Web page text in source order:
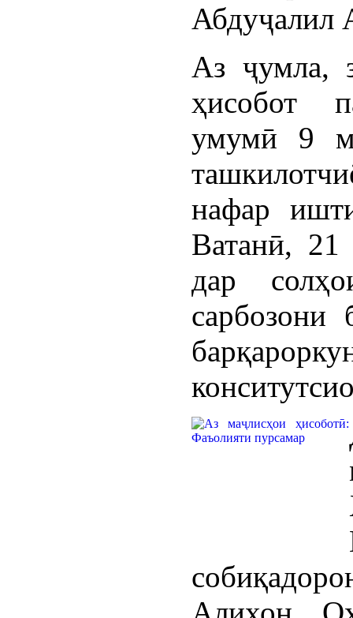
Абдуҷалил
Аз ҷумла,
ҳисобот
умумӣ 9
нафар
Ватанӣ, 21
дар
сарбозони